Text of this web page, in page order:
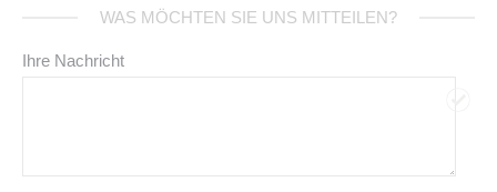
WAS MÖCHTEN SIE UNS MITTEILEN?
Ihre Nachricht